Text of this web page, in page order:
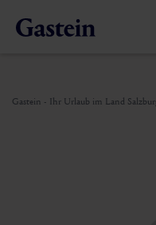
Gastein - Ihr Urlaub im Land